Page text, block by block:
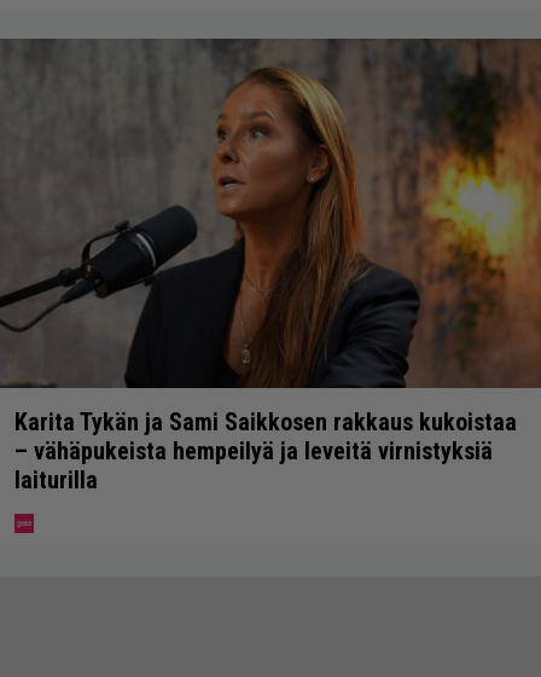
Karita Tykän ja Sami Saikkosen rakkaus kukoistaa
– vähäpukeista hempeilyä ja leveitä virnistyksiä
laiturilla